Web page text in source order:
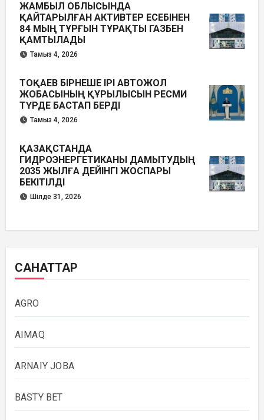
ЖАМБЫЛ ОБЛЫСЫНДА
ҚАЙТАРЫЛҒАН АКТИВТЕР ЕСЕБІНЕН
84 МЫҢ ТҰРҒЫН ТҰРАҚТЫ ГАЗБЕН
ҚАМТЫЛАДЫ
Тамыз 4, 2026
ТОҚАЕВ БІРНЕШЕ ІРІ АВТОЖОЛ
ЖОБАСЫНЫҢ ҚҰРЫЛЫСЫН РЕСМИ
ТҮРДЕ БАСТАП БЕРДІ
Тамыз 4, 2026
ҚАЗАҚСТАНДА
ГИДРОЭНЕРГЕТИКАНЫ ДАМЫТУДЫҢ
2035 ЖЫЛҒА ДЕЙІНГІ ЖОСПАРЫ
БЕКІТІЛДІ
Шілде 31, 2026
САНАТТАР
AGRO
AIMAQ
ARNAIY JOBA
BASTY BET